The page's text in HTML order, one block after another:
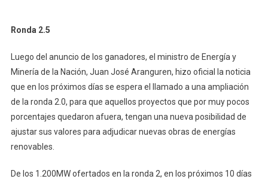
Ronda 2.5
Luego del anuncio de los ganadores, el ministro de Energía y
Minería de la Nación, Juan José Aranguren, hizo oficial la noticia
que en los próximos días se espera el llamado a una ampliación
de la ronda 2.0, para que aquellos proyectos que por muy pocos
porcentajes quedaron afuera, tengan una nueva posibilidad de
ajustar sus valores para adjudicar nuevas obras de energías
renovables.
De los 1.200MW ofertados en la ronda 2, en los próximos 10 días